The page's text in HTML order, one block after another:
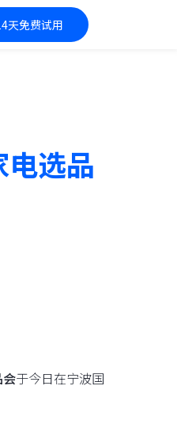
天免费试用
选品
于今日在宁波国